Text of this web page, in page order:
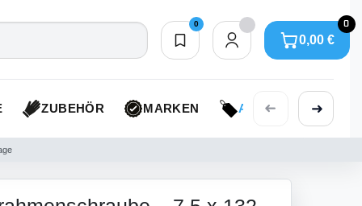
0
Merkliste
0
0,00 €
0,00 €
ZUBEHÖR MARKEN AKTIONEN
➜ ➜